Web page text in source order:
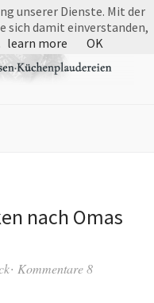
nach Omas
Kommentare 8
unserer Dienste. Mit der
sich damit einverstanden,
learn more OK